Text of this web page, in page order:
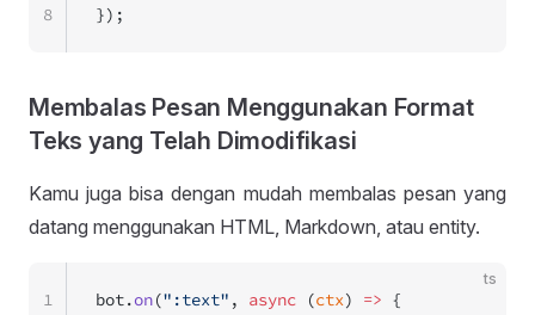
});
8
Membalas Pesan Menggunakan Format
Teks yang Telah Dimodifikasi
Kamu juga bisa dengan mudah membalas pesan yang
datang menggunakan HTML, Markdown, atau entity.
ts
bot.on(":text" , async (ctx) => {
1